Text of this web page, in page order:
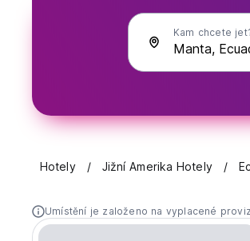
Kam chcete
Hotely Jižní Amerika Hotely
Umístění je založeno na vyplacené